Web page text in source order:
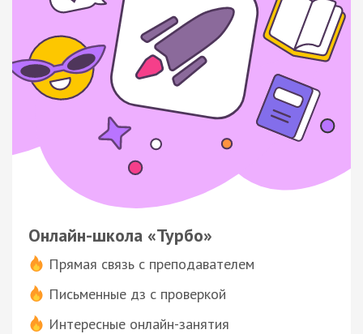
Онлайн-школа «Турбо»
Прямая связь с преподавателем
Письменные дз с проверкой
Интересные онлайн-занятия